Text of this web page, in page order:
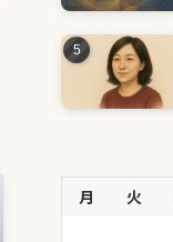
月 火